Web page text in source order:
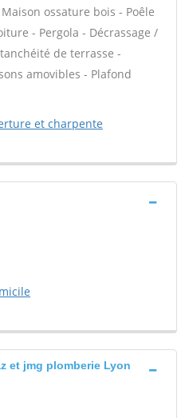
ossature bois - Poêle
- Pergola - Décrassage /
de terrasse -
amovibles - Plafond
et charpente
et jmg plomberie Lyon